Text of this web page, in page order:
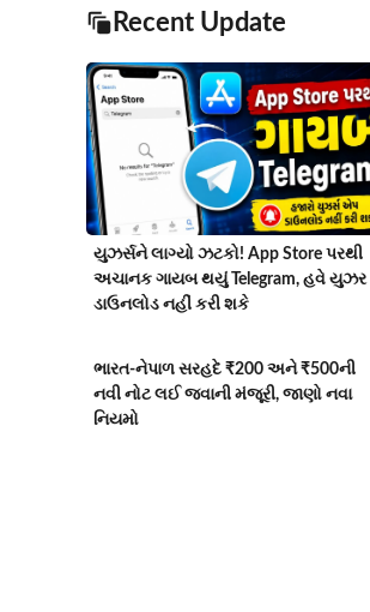
Recent Update
યુઝર્સને લાગ્યો ઝટકો! App Store પરથી
અચાનક ગાયબ થયું Telegram, હવે યુઝર
ડાઉનલોડ નહીં કરી શકે
ભારત-નેપાળ સરહદે ₹200 અને ₹500ની
નવી નોટ લઈ જવાની મંજૂરી, જાણો નવા
નિયમો